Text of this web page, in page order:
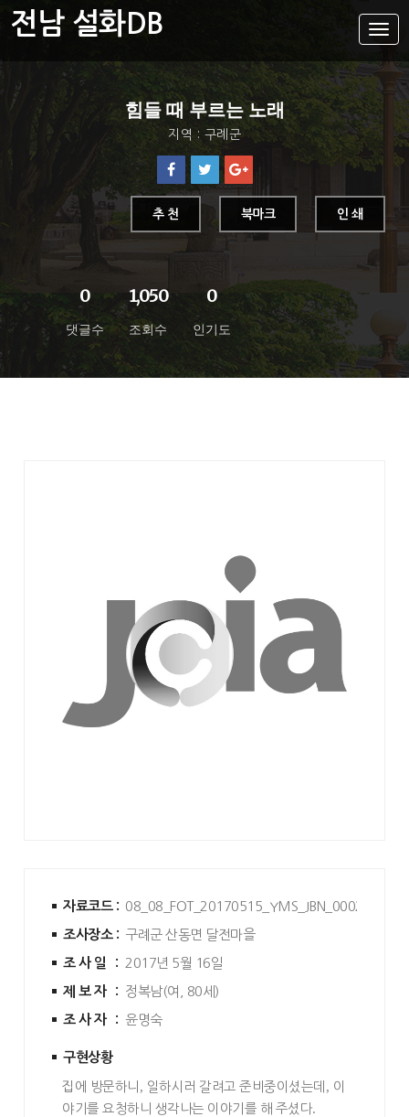
설
화
메
뉴
전남 설화DB
설화DB
통합검색
지역별
힘들 때 부르는 노래
지역 : 구례군
0
댓글수
1,050
조회수
0
인기도
추 천 북마크 인 쇄
자료코드 : 08_08_FOT_20170515_YMS_JBN_0002
조사장소 : 구례군 산동면 달전마을
조사일 : 2017년 5월 16일
제보자 : 정복남(여, 80세)
조사자 : 윤명숙
구현상황
집에 방문하니 , 일하시러 갈려고 준비중이셨는데 , 이
야기를 요청하니 생각나는 이야기를 해 주셨다.